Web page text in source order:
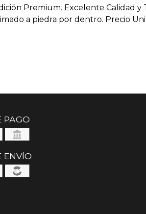
Premium. Excelente Calidad y
a piedra por dentro. Precio
PAGO
ENVÍO